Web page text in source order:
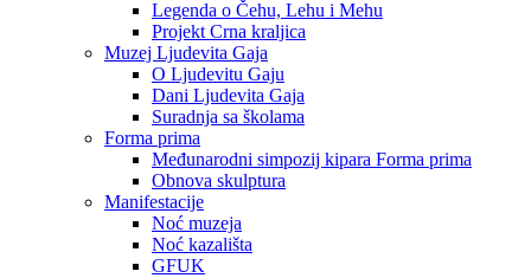
Legenda o Čehu, Lehu i Mehu
Projekt Crna kraljica
Muzej Ljudevita Gaja
O Ljudevitu Gaju
Dani Ljudevita Gaja
Suradnja sa školama
Forma prima
Međunarodni simpozij kipara Forma prima
Obnova skulptura
Manifestacije
Noć muzeja
Noć kazališta
GFUK